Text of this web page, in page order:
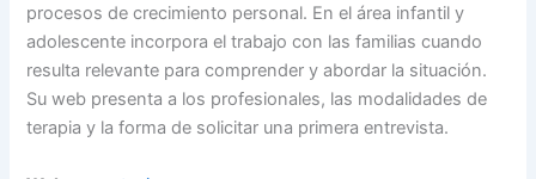
procesos de crecimiento personal. En el área infantil y
adolescente incorpora el trabajo con las familias cuando
resulta relevante para comprender y abordar la situación.
Su web presenta a los profesionales, las modalidades de
terapia y la forma de solicitar una primera entrevista.